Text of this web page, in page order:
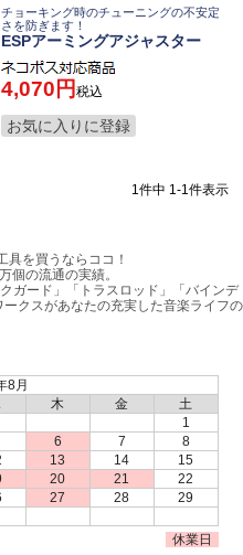
チョーキング時のチューニングの不安定
さを防ぎます！
ESPアーミングアジャスター
4,070 税込
お気に入りに登録
1件中 1-1件表示
具を買うならココ！
個の流通の実績。
ガード」「トラスロッド」「バインデ
クスがあなたの充実した音楽ライフの
8月
木 金
土
1
6 7
8
13 14
15
20 21
22
27 28
29
休業日